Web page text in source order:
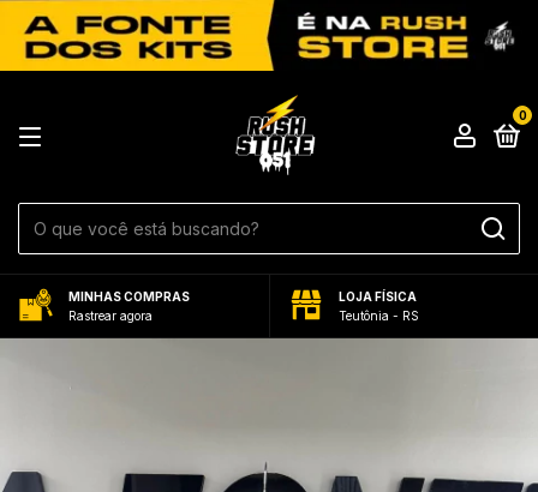
0
MINHAS COMPRAS
Rastrear agora
LOJA FÍSICA
Teutônia - RS